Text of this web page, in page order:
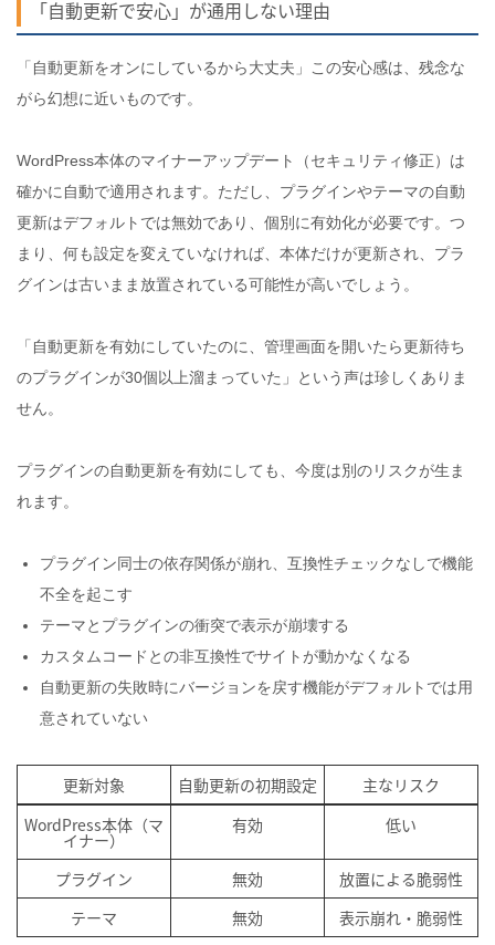
「自動更新で安心」が通用しない理由
「自動更新をオンにしているから大丈夫」この安心感は、残念な
がら幻想に近いものです。
WordPress本体のマイナーアップデート（セキュリティ修正）は
確かに自動で適用されます。ただし、プラグインやテーマの自動
更新はデフォルトでは無効であり、個別に有効化が必要です。つ
まり、何も設定を変えていなければ、本体だけが更新され、プラ
グインは古いまま放置されている可能性が高いでしょう。
「自動更新を有効にしていたのに、管理画面を開いたら更新待ち
のプラグインが30個以上溜まっていた」という声は珍しくありま
せん。
プラグインの自動更新を有効にしても、今度は別のリスクが生ま
れます。
プラグイン同士の依存関係が崩れ、互換性チェックなしで機能
不全を起こす
テーマとプラグインの衝突で表示が崩壊する
カスタムコードとの非互換性でサイトが動かなくなる
自動更新の失敗時にバージョンを戻す機能がデフォルトでは用
意されていない
更新対象 自動更新の初期設定
主なリスク
WordPress本体（マ
イナー）
有効 低い
プラグイン 無効
放置による脆弱性
テーマ
無効 表示崩れ・脆弱性